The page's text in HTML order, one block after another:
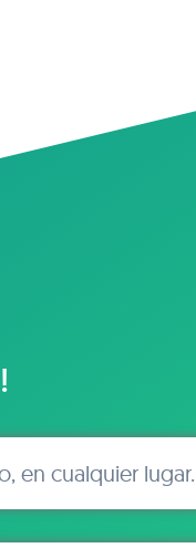
en cualquier lugar.